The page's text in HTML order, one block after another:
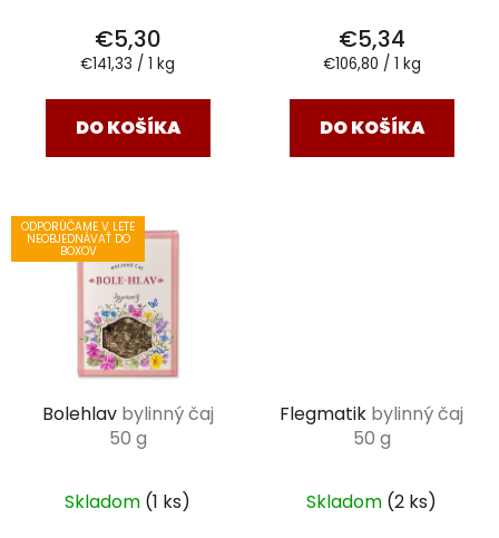
€5,30
Jednotková
€141,33 / 1 kg
DO KOŠÍKA
€5,34
Jednotková
€106,80 / 1 kg
DO KOŠÍKA
ODPORÚČAME V LETE
NEOBJEDNÁVAŤ DO
BOXOV
Bolehlav bylinný čaj
50 g
Skladom (1 ks)
Flegmatik bylinný čaj
50 g
Skladom (2 ks)